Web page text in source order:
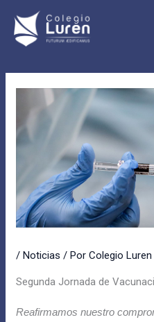
contenido
/ Noticias / PorColegio Luren
Segunda Jornada de
Reafirmamos nuestro